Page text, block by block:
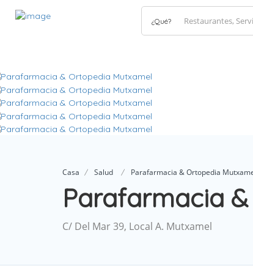
¿Qué?
Casa Salud Parafarmacia & Ortopedia
Parafarmacia
C/ Del Mar 39, Local A. Mutxamel